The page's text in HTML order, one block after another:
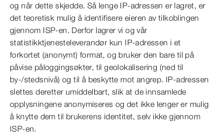
og når dette skjedde. Så lenge IP-adressen er lagret, er
det teoretisk mulig å identifisere eieren av tilkoblingen
gjennom ISP-en. Derfor lagrer vi og vår
statistikktjenesteleverandør kun IP-adressen i et
forkortet (anonymt) format, og bruker den bare til på
påvise påloggingsøkter, til geolokalisering (ned til
by-/stedsnivå) og til å beskytte mot angrep. IP-adressen
slettes deretter umiddelbart, slik at de innsamlede
opplysningene anonymiseres og det ikke lenger er mulig
å knytte dem til brukerens identitet, selv ikke gjennom
ISP-en.